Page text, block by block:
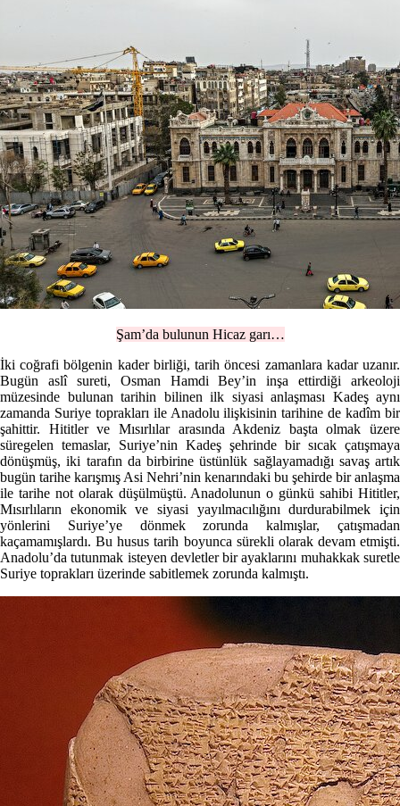
Şam’da bulunun Hicaz garı…
İki coğrafi bölgenin kader birliği, tarih öncesi zamanlara kadar uzanır.
Bugün aslî sureti, Osman Hamdi Bey’in inşa ettirdiği arkeoloji
müzesinde bulunan tarihin bilinen ilk siyasi anlaşması Kadeş aynı
zamanda Suriye toprakları ile Anadolu ilişkisinin tarihine de kadîm bir
şahittir. Hititler ve Mısırlılar arasında Akdeniz başta olmak üzere
süregelen temaslar, Suriye’nin Kadeş şehrinde bir sıcak çatışmaya
dönüşmüş, iki tarafın da birbirine üstünlük sağlayamadığı savaş artık
bugün tarihe karışmış Asi Nehri’nin kenarındaki bu şehirde bir anlaşma
ile tarihe not olarak düşülmüştü. Anadolunun o günkü sahibi Hititler,
Mısırlıların ekonomik ve siyasi yayılmacılığını durdurabilmek için
yönlerini Suriye’ye dönmek zorunda kalmışlar, çatışmadan
kaçamamışlardı. Bu husus tarih boyunca sürekli olarak devam etmişti.
Anadolu’da tutunmak isteyen devletler bir ayaklarını muhakkak suretle
Suriye toprakları üzerinde sabitlemek zorunda kalmıştı.